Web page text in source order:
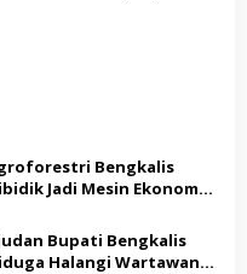
Bengkalis
Jadi Mesin Ekonomi,
Porang
Bupati Bengkalis
Halangi Wartawan